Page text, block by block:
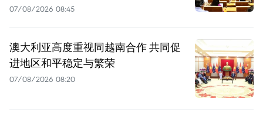
07/08/2026 08:45
澳大利亚高度重视同越南合作 共同促
进地区和平稳定与繁荣
07/08/2026 08:20